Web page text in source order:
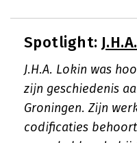
Spotlight:
J.H.A. Lokin was
zijn geschiedenis
Groningen. Zijn
codificaties